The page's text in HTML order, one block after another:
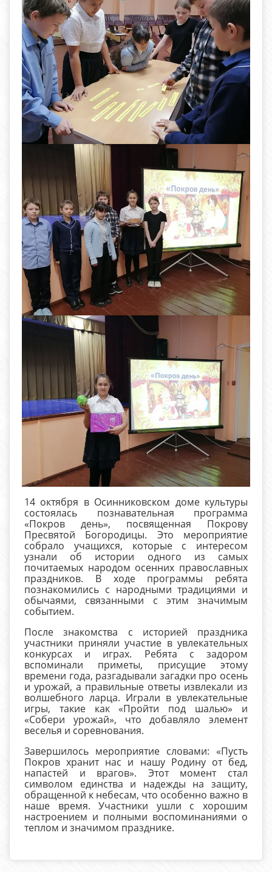
14 октября в Осинниковском доме культуры
состоялась познавательная программа
«Покров день», посвященная Покрову
Пресвятой Богородицы. Это мероприятие
собрало учащихся, которые с интересом
узнали об истории одного из самых
почитаемых народом осенних православных
праздников. В ходе программы ребята
познакомились с народными традициями и
обычаями, связанными с этим значимым
событием.
После знакомства с историей праздника
участники приняли участие в увлекательных
конкурсах и играх. Ребята с задором
вспоминали приметы, присущие этому
времени года, разгадывали загадки про осень
и урожай, а правильные ответы извлекали из
волшебного ларца. Играли в увлекательные
игры, такие как «Пройти под шалью» и
«Собери урожай», что добавляло элемент
веселья и соревнования.
Завершилось мероприятие словами: «Пусть
Покров хранит нас и нашу Родину от бед,
напастей и врагов». Этот момент стал
символом единства и надежды на защиту,
обращенной к небесам, что особенно важно в
наше время. Участники ушли с хорошим
настроением и полными воспоминаниями о
теплом и значимом празднике.